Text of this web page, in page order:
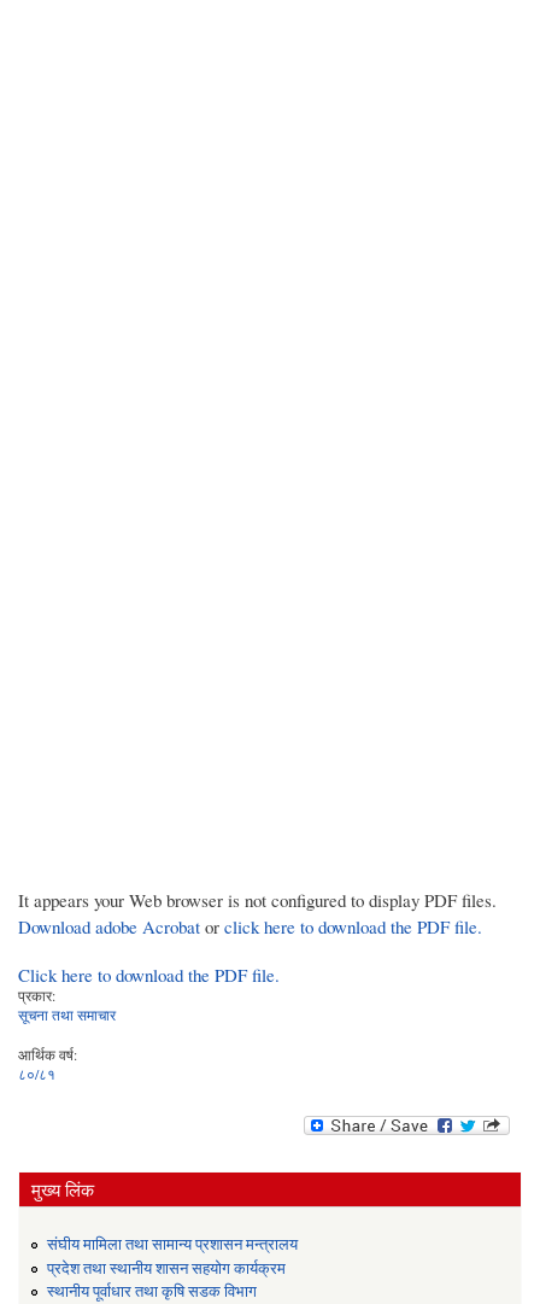
It appears your Web browser is not configured to display PDF files.
Download adobe Acrobat or click here to download the PDF file.
Click here to download the PDF file.
प्रकार:
सूचना तथा समाचार
आर्थिक वर्ष:
८०/८१
मुख्य लिंक
संघीय मामिला तथा सामान्य प्रशासन मन्त्रालय
प्रदेश तथा स्थानीय शासन सहयोग कार्यक्रम
स्थानीय पूर्वाधार तथा कृषि सडक विभाग